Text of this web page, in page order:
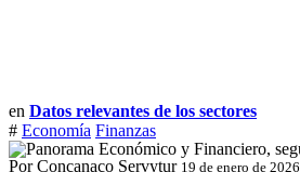
en Datos relevantes de los sectores
# Economía Finanzas
Por Concanaco Servytur 19 de enero de 2026